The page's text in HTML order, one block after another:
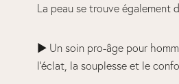
La peau se trouve également
► Un soin pro-âge pour
l’éclat, la souplesse et le